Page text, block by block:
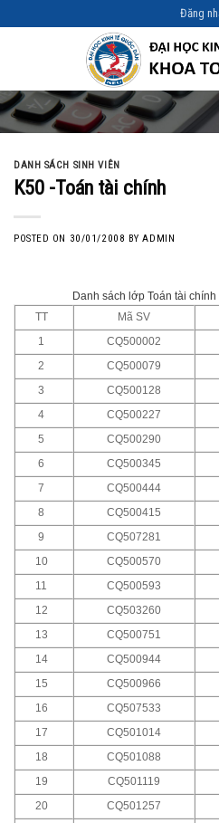
to
Đăng
DANH SÁCH SINH VIÊN
K50 -Toán tài chính
POSTED ON 30/01/2008 BYADMIN
Danh sách lớp Toán tài chính
TT
Mã SV
1
CQ500002
2
CQ500079
3
CQ500128
4
CQ500227
5
CQ500290
6
CQ500345
7
CQ500444
8
CQ500415
9
CQ507281
10
CQ500570
11
CQ500593
12
CQ503260
13
CQ500751
14
CQ500944
15
CQ500966
16
CQ507533
17
CQ501014
18
CQ501088
19
CQ501119
20
CQ501257